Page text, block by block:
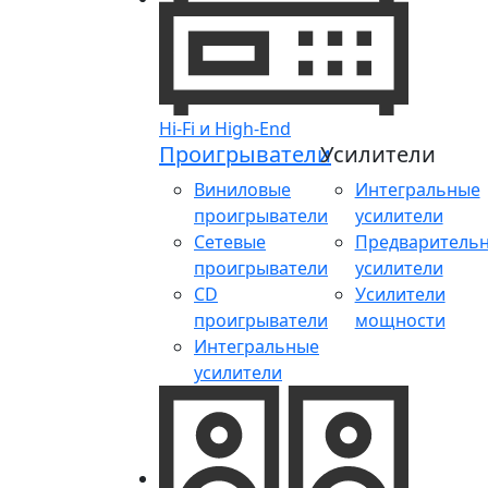
Hi-Fi и High-End
Проигрыватели
Виниловые
проигрыватели
Сетевые
проигрыватели
CD
проигрыватели
Интегральные
усилители
Усилители
Интегральные
усилители
усилители
Усилители
мощности